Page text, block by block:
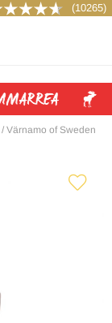
(10265)
LOGGA IN
/ Värnamo of Sweden